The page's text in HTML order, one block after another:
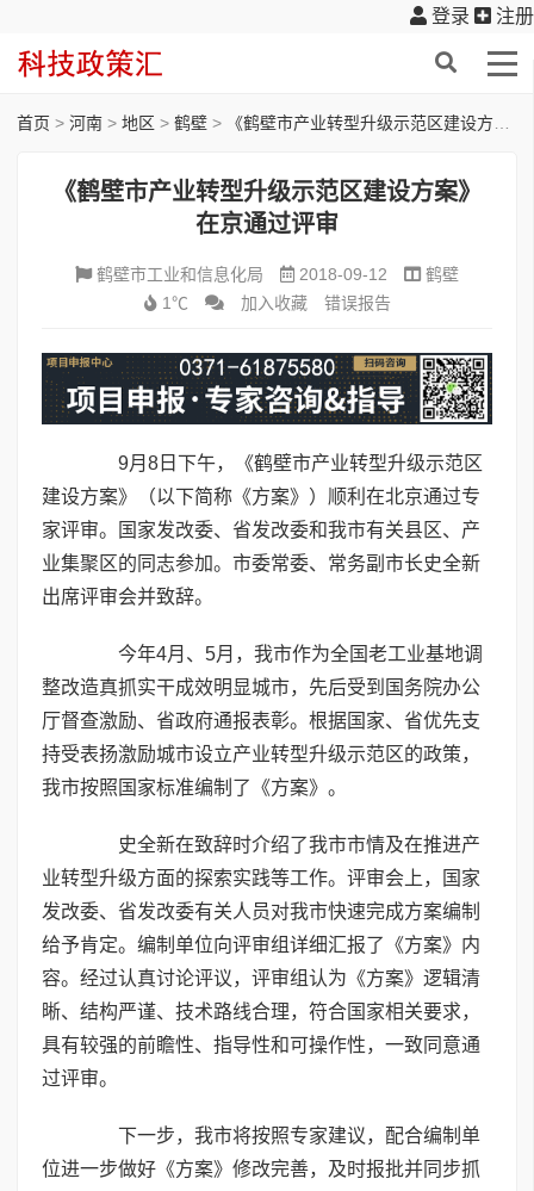
登录 注册
首页 > 河南 > 地区 > 鹤壁 > 《鹤壁市产业转型升级示范区建设方案》在京通过评审
《鹤壁市产业转型升级示范区建设方案》
在京通过评审
鹤壁市工业和信息化局 2018-09-12
鹤壁
1℃
加入收藏 错误报告
9月8日下午，《鹤壁市产业转型升级示范区
建设方案》（以下简称《方案》）顺利在北京通过专
家评审。国家发改委、省发改委和我市有关县区、产
业集聚区的同志参加。市委常委、常务副市长史全新
出席评审会并致辞。
今年4月、5月，我市作为全国老工业基地调
整改造真抓实干成效明显城市，先后受到国务院办公
厅督查激励、省政府通报表彰。根据国家、省优先支
持受表扬激励城市设立产业转型升级示范区的政策，
我市按照国家标准编制了《方案》。
史全新在致辞时介绍了我市市情及在推进产
业转型升级方面的探索实践等工作。评审会上，国家
发改委、省发改委有关人员对我市快速完成方案编制
给予肯定。编制单位向评审组详细汇报了《方案》内
容。经过认真讨论评议，评审组认为《方案》逻辑清
晰、结构严谨、技术路线合理，符合国家相关要求，
具有较强的前瞻性、指导性和可操作性，一致同意通
过评审。
下一步，我市将按照专家建议，配合编制单
位进一步做好《方案》修改完善，及时报批并同步抓